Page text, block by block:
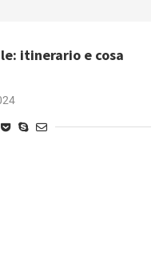
itinerario e cosa